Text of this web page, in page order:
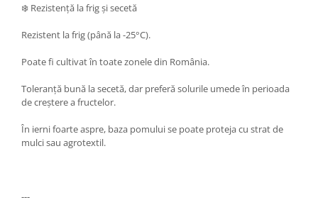
❄️ Rezistență la frig și secetă
Rezistent la frig (până la -25°C).
Poate fi cultivat în toate zonele din România.
Toleranță bună la secetă, dar preferă solurile umede în perioada
de creștere a fructelor.
În ierni foarte aspre, baza pomului se poate proteja cu strat de
mulci sau agrotextil.
---